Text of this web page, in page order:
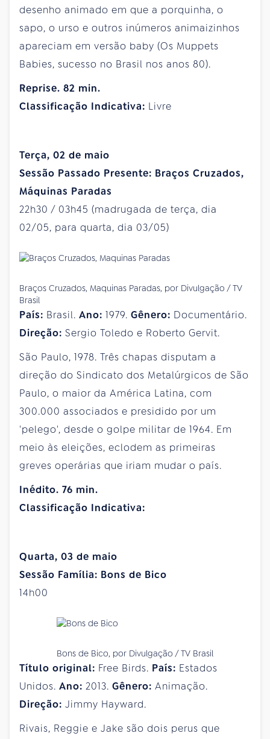
desenho animado em que a porquinha, o
sapo, o urso e outros inúmeros animaizinhos
apareciam em versão baby (Os Muppets
Babies, sucesso no Brasil nos anos 80).
Reprise. 82 min.
Classificação Indicativa: Livre
Terça, 02 de maio
Sessão Passado Presente: Braços Cruzados,
Máquinas Paradas
22h30 / 03h45 (madrugada de terça, dia
02/05, para quarta, dia 03/05)
Braços Cruzados, Maquinas Paradas, por Divulgação / TV
Brasil
País: Brasil. Ano: 1979. Gênero: Documentário.
Direção: Sergio Toledo e Roberto Gervit.
São Paulo, 1978. Três chapas disputam a
direção do Sindicato dos Metalúrgicos de São
Paulo, o maior da América Latina, com
300.000 associados e presidido por um
'pelego', desde o golpe militar de 1964. Em
meio às eleições, eclodem as primeiras
greves operárias que iriam mudar o país.
Inédito. 76 min.
Classificação Indicativa:
Quarta, 03 de maio
Sessão Família: Bons de Bico
14h00
Bons de Bico, por Divulgação / TV Brasil
Título original: Free Birds. País: Estados
Unidos. Ano: 2013. Gênero: Animação.
Direção: Jimmy Hayward.
Rivais, Reggie e Jake são dois perus que